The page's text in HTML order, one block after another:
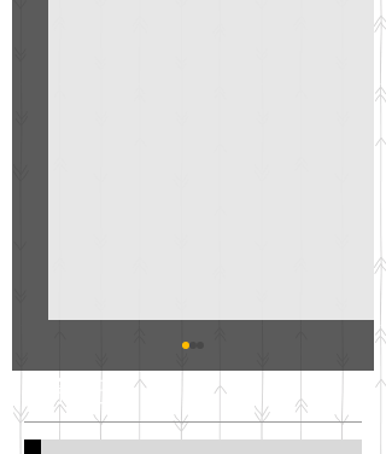
明日(11月6日)午後3時～5
階会議室にてGOの説明会
最新記事